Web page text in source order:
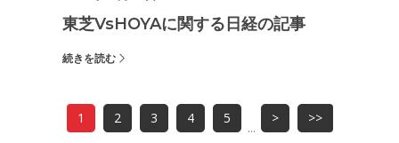
東芝vsHOYAに関する日経の記事
続きを読む
1 2 3 4 5
...
> >>